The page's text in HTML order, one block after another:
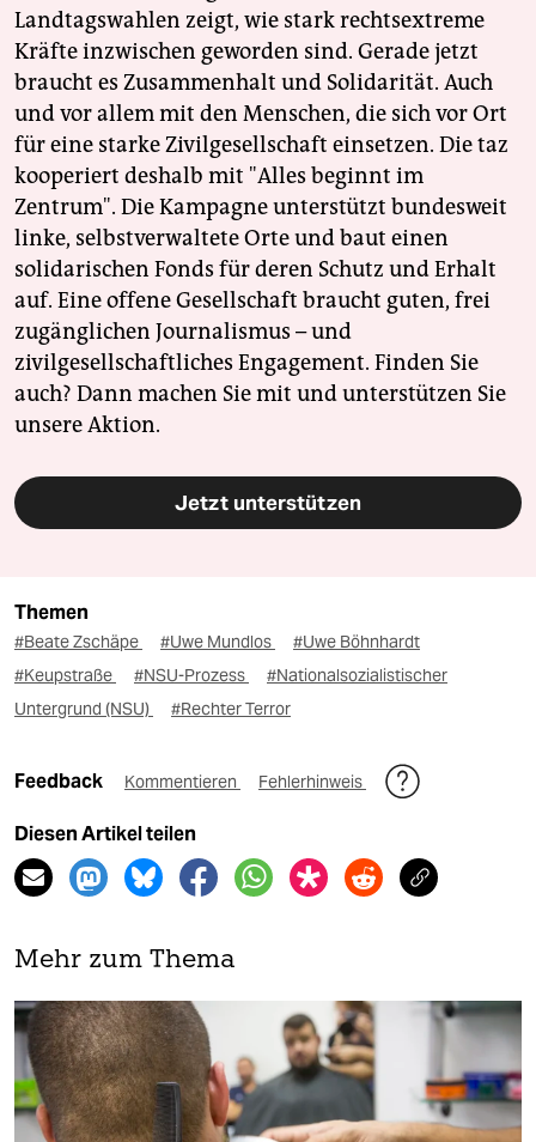
Landtagswahlen zeigt, wie stark rechtsextreme
Kräfte inzwischen geworden sind. Gerade jetzt
braucht es Zusammenhalt und Solidarität. Auch
und vor allem mit den Menschen, die sich vor Ort
für eine starke Zivilgesellschaft einsetzen. Die taz
kooperiert deshalb mit "Alles beginnt im
Zentrum". Die Kampagne unterstützt bundesweit
linke, selbstverwaltete Orte und baut einen
solidarischen Fonds für deren Schutz und Erhalt
auf. Eine offene Gesellschaft braucht guten, frei
zugänglichen Journalismus – und
zivilgesellschaftliches Engagement. Finden Sie
auch? Dann machen Sie mit und unterstützen Sie
unsere Aktion.
Jetzt unterstützen
Themen
#Beate Zschäpe #Uwe Mundlos
#Uwe Böhnhardt
#Keupstraße
#NSU-Prozess
#Nationalsozialistischer
Untergrund (NSU)
#Rechter Terror
Feedback Kommentieren Fehlerhinweis
Diesen Artikel teilen
Mehr zum Thema